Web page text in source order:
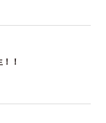
！